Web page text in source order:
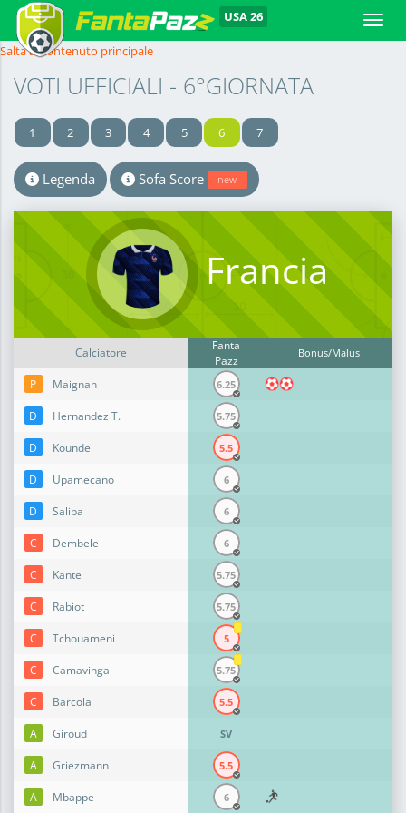
Salta al contenuto principale
VOTI UFFICIALI - 6°GIORNATA
1 2 3 4 5 6 7
Legenda Sofa Score new
Francia
Calciatore
Fanta
Pazz
Bonus/Malus
P Maignan 6.25
D Hernandez T. 5.75
D Kounde 5.5
D Upamecano 6
D Saliba 6
C Dembele 6
C Kante 5.75
C Rabiot 5.75
C Tchouameni 5
C Camavinga 5.75
C Barcola 5.5
A Giroud SV
A Griezmann 5.5
A Mbappe 6